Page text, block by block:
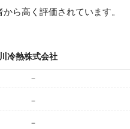
ら高く評価されています。
冷熱株式会社
－
－
－